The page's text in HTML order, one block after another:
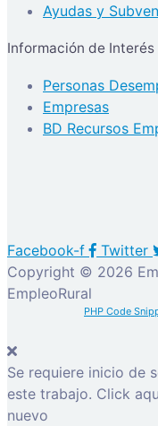
Ayudas y
Información de Interés
Personas
Empresas
BD Recursos
Facebook-f Twitter
Copyright © 2026
EmpleoRural
PHP Code
Se requiere inicio de
este trabajo. Click
nuevo